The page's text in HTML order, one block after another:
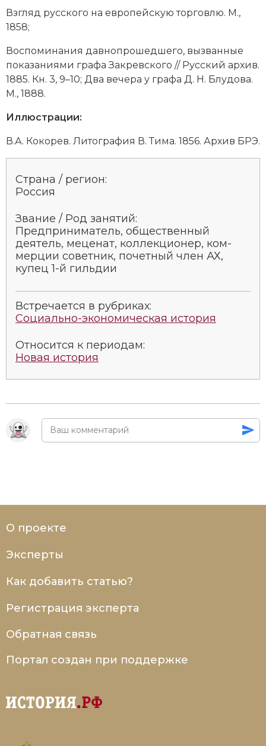
Взгляд рус­ско­го на ев­ро­пей­скую тор­гов­лю. М.,
1858;
Вос­по­ми­на­ния дав­но­про­шед­ше­го, вы­зван­ные
по­ка­за­ния­ми гра­фа За­крев­ско­го // Рус­ский ар­хив.
1885. Кн. 3, 9–10; Два ве­че­ра у гра­фа Д. Н. Блу­до­ва.
М., 1888.
Иллюстрации:
В.А. Ко­ко­рев. Ли­то­гра­фия В. Ти­ма. 1856. Архив БРЭ.
Страна / регион:
Россия
Звание / Род занятий:
Предприниматель, общественный
деятель, меценат, коллекционер, ком­
мер­ции со­вет­ник, почетный член АХ,
купец 1-й гиль­дии
Встречается в рубриках:
Социально-экономическая история
Относится к периодам:
Новая история
О проекте
Эксперты
Как добавить статью?
Регистрация эксперта
Обратная связь
Портал создан при поддержке